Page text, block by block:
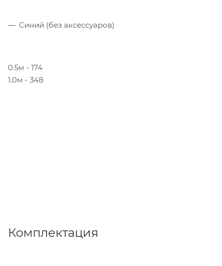
Синий (без аксессуаров)
0.5м - 174
1.0м - 348
Комплектация